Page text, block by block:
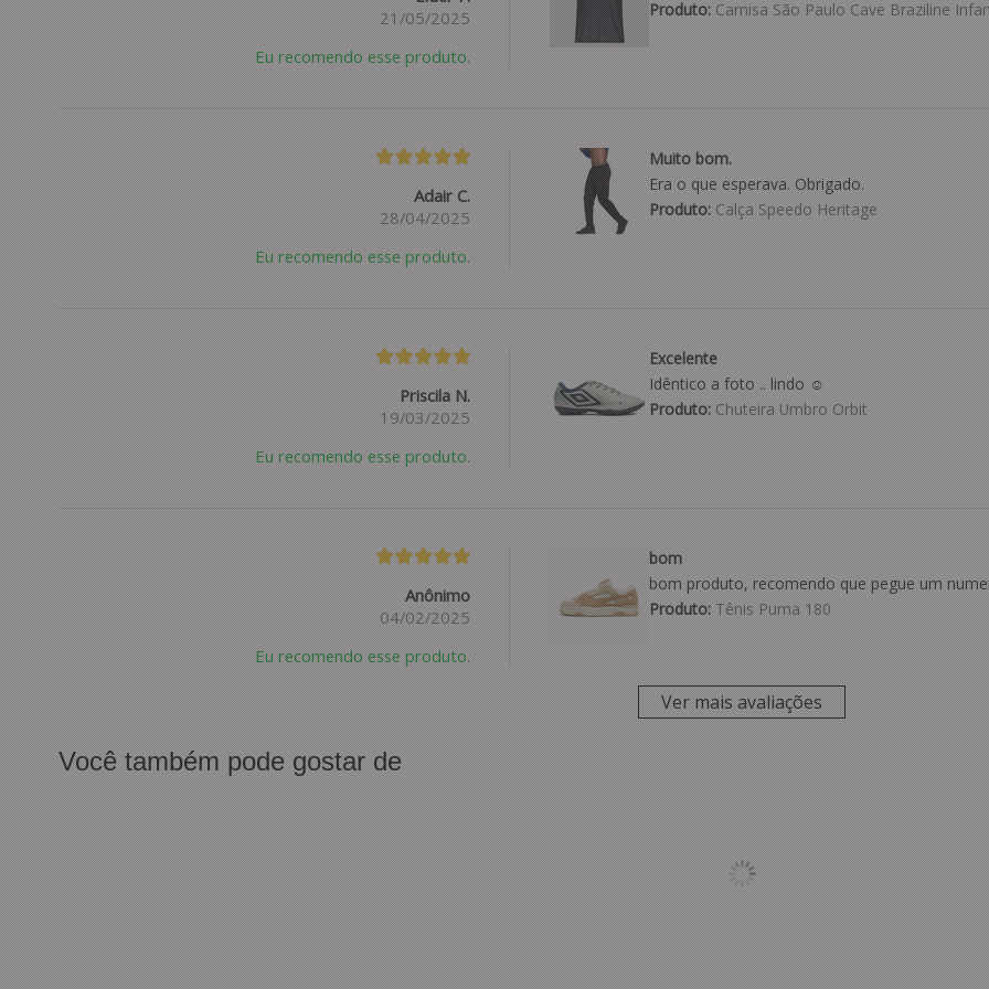
21/05/2025
Eu recomendo esse produto.
Produto:Camisa São Paulo Cave Braziline
Adair C.
28/04/2025
Eu recomendo esse produto.
Muito bom.
Era o que esperava. Obrigado.
Produto:Calça Speedo Heritage
Priscila N.
19/03/2025
Eu recomendo esse produto.
Excelente
Idêntico a foto .. lindo ☺️
Produto:Chuteira Umbro Orbit
Anônimo
04/02/2025
Eu recomendo esse produto.
bom
bom produto, recomendo que pegue um
Produto:Tênis Puma 180
Ver mais avaliações
Você também pode gostar de